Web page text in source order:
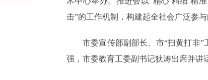
击”的工作机制，构建起全社会广泛参与
市委宣传部副部长、市“扫黄打非
强，市委教育工委副书记狄涛出席并讲